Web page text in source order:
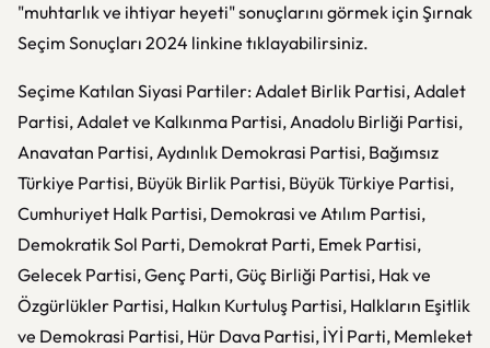
"muhtarlık ve ihtiyar heyeti" sonuçlarını görmek için Şırnak
Seçim Sonuçları 2024 linkine tıklayabilirsiniz.
Seçime Katılan Siyasi Partiler: Adalet Birlik Partisi, Adalet
Partisi, Adalet ve Kalkınma Partisi, Anadolu Birliği Partisi,
Anavatan Partisi, Aydınlık Demokrasi Partisi, Bağımsız
Türkiye Partisi, Büyük Birlik Partisi, Büyük Türkiye Partisi,
Cumhuriyet Halk Partisi, Demokrasi ve Atılım Partisi,
Demokratik Sol Parti, Demokrat Parti, Emek Partisi,
Gelecek Partisi, Genç Parti, Güç Birliği Partisi, Hak ve
Özgürlükler Partisi, Halkın Kurtuluş Partisi, Halkların Eşitlik
ve Demokrasi Partisi, Hür Dava Partisi, İYİ Parti, Memleket